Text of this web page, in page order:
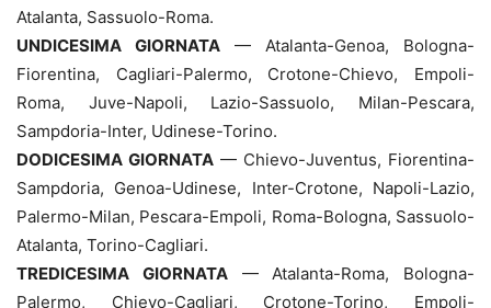
Atalanta, Sassuolo-Roma.
UNDICESIMA GIORNATA — Atalanta-Genoa, Bologna-
Fiorentina, Cagliari-Palermo, Crotone-Chievo, Empoli-
Roma, Juve-Napoli, Lazio-Sassuolo, Milan-Pescara,
Sampdoria-Inter, Udinese-Torino.
DODICESIMA GIORNATA — Chievo-Juventus, Fiorentina-
Sampdoria, Genoa-Udinese, Inter-Crotone, Napoli-Lazio,
Palermo-Milan, Pescara-Empoli, Roma-Bologna, Sassuolo-
Atalanta, Torino-Cagliari.
TREDICESIMA GIORNATA— Atalanta-Roma, Bologna-
Palermo, Chievo-Cagliari, Crotone-Torino, Empoli-